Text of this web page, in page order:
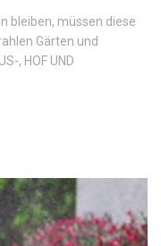
bleiben, müssen diese
Gärten und
, HOF UND